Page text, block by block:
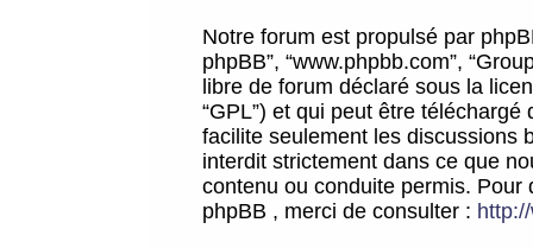
Notre forum est propulsé par
phpBB”, “www.phpbb.com”,
libre de forum déclaré sous la
“GPL”) et qui peut être téléchargé
facilite seulement les discussions
interdit strictement dans ce que
contenu ou conduite permis.
phpBB , merci de consulter :